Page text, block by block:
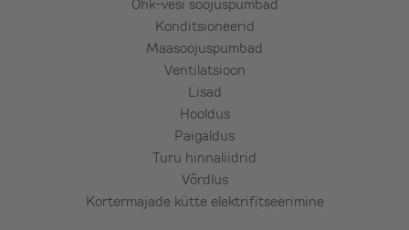
maakivi, paas, punane tellis jms
Lisatööde eest tasumine kohapeal
Oluline! Klient vastutab olemasoleva
tarbitava vooluvõimsuse sobivuse eest.
Vajadusel on kliendil kooskõlastus maja
Konditsioneerid
Maasoojuspumbad
Ventilatsioon
Lisad
Hooldus
Paigaldus
Turu hinnaliidrid
Võrdlus
Kortermajade kütte elektrifitseerimine